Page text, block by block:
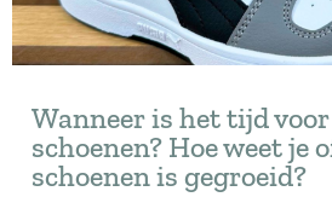
Wanneer is het tijd
schoenen? Hoe weet je
schoenen is gegroeid?